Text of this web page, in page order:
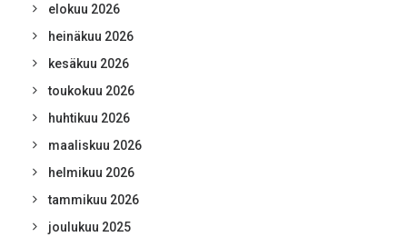
elokuu 2026
heinäkuu 2026
kesäkuu 2026
toukokuu 2026
huhtikuu 2026
maaliskuu 2026
helmikuu 2026
tammikuu 2026
joulukuu 2025